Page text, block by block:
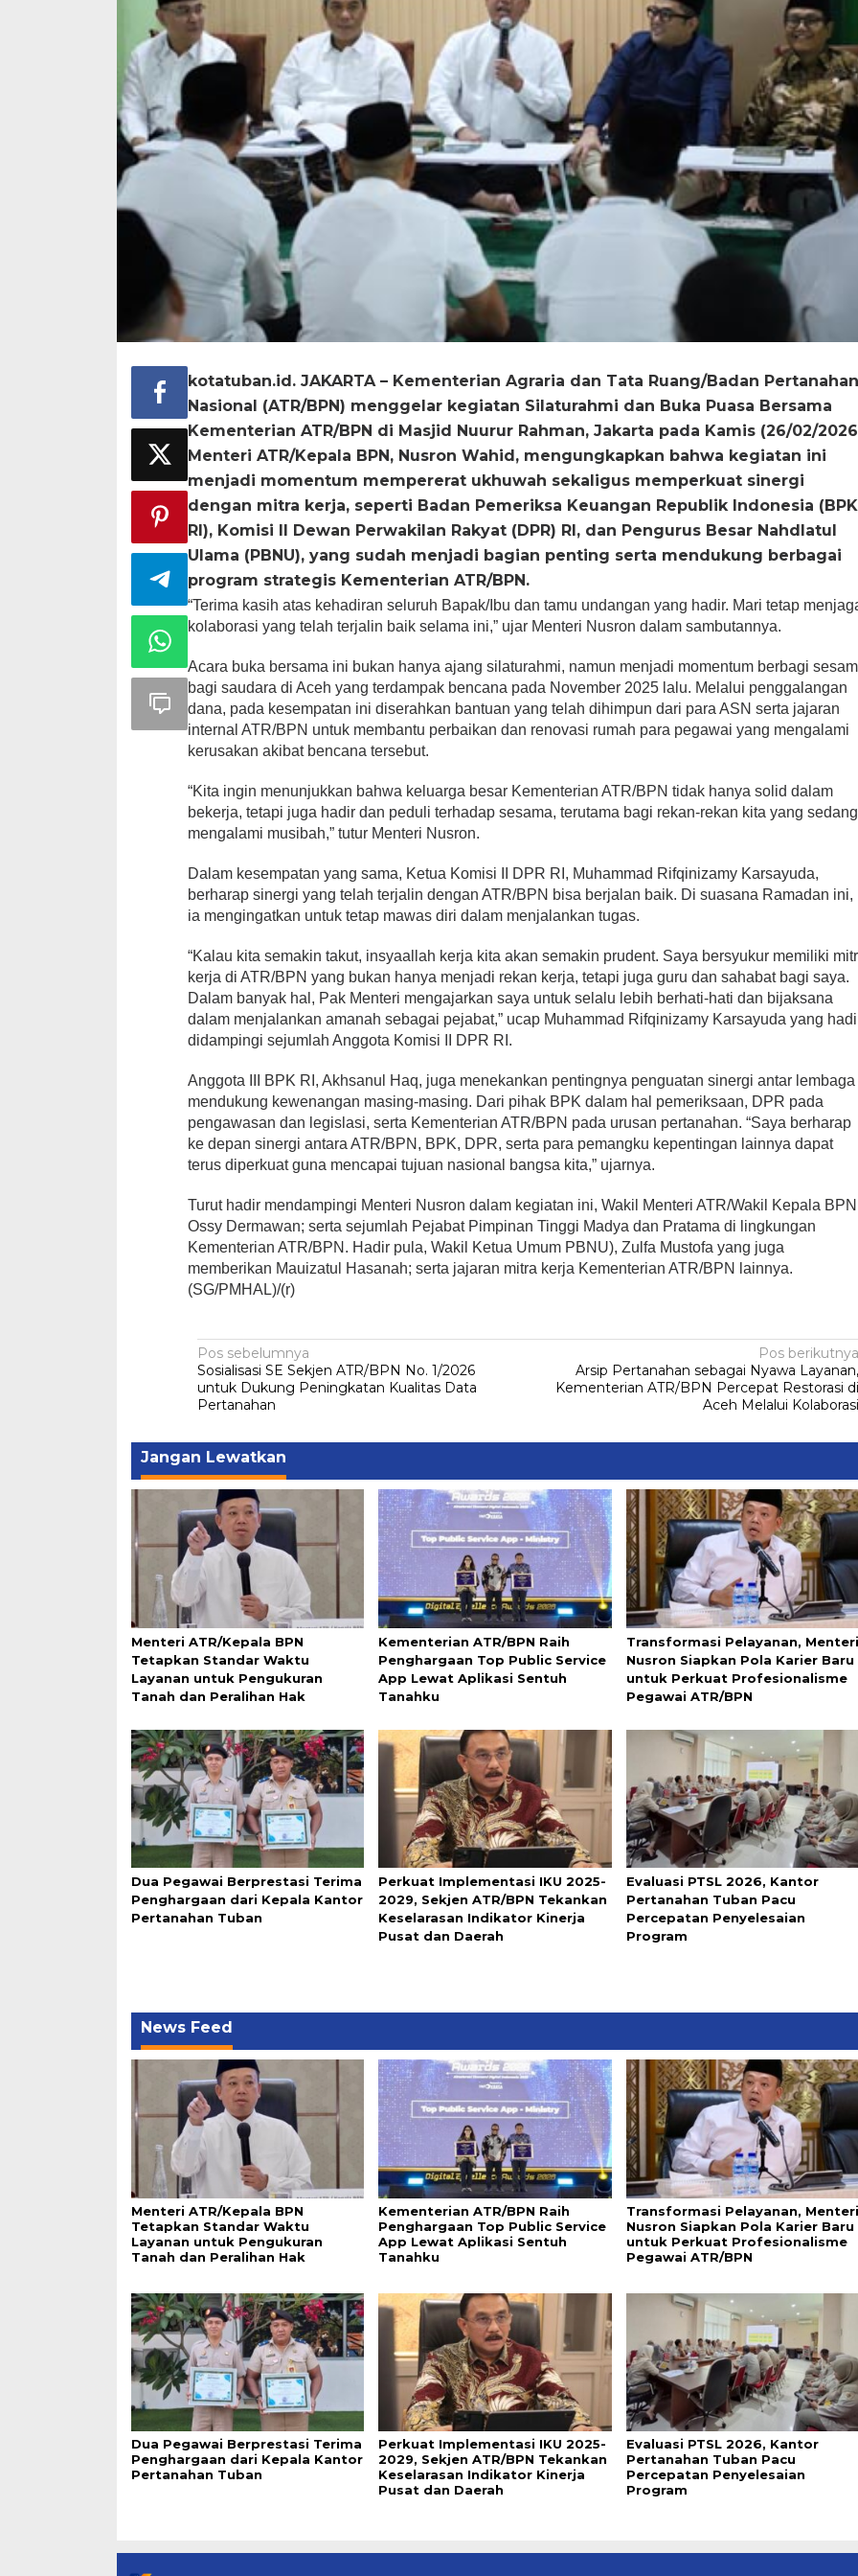
​kotatuban.id. JAKARTA – Kementerian Agraria dan Tata Ruang/Badan
Nasional (ATR/BPN) menggelar kegiatan Silaturahmi dan Buka Puasa Bersama
Kementerian ATR/BPN di Masjid Nuurur Rahman, Jakarta pada Kamis (26/02/
Menteri ATR/Kepala BPN, Nusron Wahid, mengungkapkan bahwa kegiatan ini
menjadi momentum mempererat ukhuwah sekaligus memperkuat sinergi
dengan mitra kerja, seperti Badan Pemeriksa Keuangan Republik Indonesia (BPK
RI), Komisi II Dewan Perwakilan Rakyat (DPR) RI, dan Pengurus Besar Nahdlatul
Ulama (PBNU), yang sudah menjadi bagian penting serta mendukung berbagai
program strategis Kementerian ATR/BPN.
“Terima kasih atas kehadiran seluruh Bapak/Ibu dan tamu undangan yang hadir. Mari tetap
kolaborasi yang telah terjalin baik selama ini,” ujar Menteri Nusron dalam sambutannya.
Acara buka bersama ini bukan hanya ajang silaturahmi, namun menjadi momentum berbagi
bagi saudara di Aceh yang terdampak bencana pada November 2025 lalu. Melalui penggalangan
dana, pada kesempatan ini diserahkan bantuan yang telah dihimpun dari para ASN serta jajaran
internal ATR/BPN untuk membantu perbaikan dan renovasi rumah para pegawai yang mengalami
kerusakan akibat bencana tersebut.
“Kita ingin menunjukkan bahwa keluarga besar Kementerian ATR/BPN tidak hanya solid dalam
bekerja, tetapi juga hadir dan peduli terhadap sesama, terutama bagi rekan-rekan kita yang sedang
mengalami musibah,” tutur Menteri Nusron.
Dalam kesempatan yang sama, Ketua Komisi II DPR RI, Muhammad Rifqinizamy Karsayuda,
berharap sinergi yang telah terjalin dengan ATR/BPN bisa berjalan baik. Di suasana Ramadan ini,
ia mengingatkan untuk tetap mawas diri dalam menjalankan tugas.
“Kalau kita semakin takut, insyaallah kerja kita akan semakin prudent. Saya bersyukur memiliki
kerja di ATR/BPN yang bukan hanya menjadi rekan kerja, tetapi juga guru dan sahabat bagi saya.
Dalam banyak hal, Pak Menteri mengajarkan saya untuk selalu lebih berhati-hati dan bijaksana
dalam menjalankan amanah sebagai pejabat,” ucap Muhammad Rifqinizamy Karsayuda yang
didampingi sejumlah Anggota Komisi II DPR RI.
Anggota III BPK RI, Akhsanul Haq, juga menekankan pentingnya penguatan sinergi antar lembaga
mendukung kewenangan masing-masing. Dari pihak BPK dalam hal pemeriksaan, DPR pada
pengawasan dan legislasi, serta Kementerian ATR/BPN pada urusan pertanahan. “Saya berharap
ke depan sinergi antara ATR/BPN, BPK, DPR, serta para pemangku kepentingan lainnya dapat
terus diperkuat guna mencapai tujuan nasional bangsa kita,” ujarnya.
Turut hadir mendampingi Menteri Nusron dalam kegiatan ini, Wakil Menteri ATR/Wakil Kepala
Ossy Dermawan; serta sejumlah Pejabat Pimpinan Tinggi Madya dan Pratama di lingkungan
Kementerian ATR/BPN. Hadir pula, Wakil Ketua Umum PBNU), Zulfa Mustofa yang juga
memberikan Mauizatul Hasanah; serta jajaran mitra kerja Kementerian ATR/BPN lainnya.
(SG/PMHAL)/(r)
Navigasi
pos
Pos sebelumnya
Sosialisasi SE Sekjen ATR/BPN No. 1/2026
untuk Dukung Peningkatan Kualitas Data
Pertanahan
Pos berikutnya
Arsip Pertanahan sebagai Nyawa Layanan,
Kementerian ATR/BPN Percepat Restorasi di
Aceh Melalui Kolaborasi
Jangan Lewatkan
Menteri ATR/Kepala BPN
Tetapkan Standar Waktu
Layanan untuk Pengukuran
Tanah dan Peralihan Hak
Kementerian ATR/BPN Raih
Penghargaan Top Public Service
App Lewat Aplikasi Sentuh
Tanahku
Transformasi Pelayanan, Menteri
Nusron Siapkan Pola Karier Baru
untuk Perkuat Profesionalisme
Pegawai ATR/BPN
Dua Pegawai Berprestasi Terima
Penghargaan dari Kepala Kantor
Pertanahan Tuban
Perkuat Implementasi IKU 2025-
2029, Sekjen ATR/BPN Tekankan
Keselarasan Indikator Kinerja
Pusat dan Daerah
Evaluasi PTSL 2026, Kantor
Pertanahan Tuban Pacu
Percepatan Penyelesaian
Program
News Feed
Menteri ATR/Kepala BPN
Tetapkan Standar Waktu
Layanan untuk Pengukuran
Tanah dan Peralihan Hak
Kementerian ATR/BPN Raih
Penghargaan Top Public Service
App Lewat Aplikasi Sentuh
Tanahku
Transformasi Pelayanan, Menteri
Nusron Siapkan Pola Karier Baru
untuk Perkuat Profesionalisme
Pegawai ATR/BPN
Dua Pegawai Berprestasi Terima
Penghargaan dari Kepala Kantor
Pertanahan Tuban
Perkuat Implementasi IKU 2025-
2029, Sekjen ATR/BPN Tekankan
Keselarasan Indikator Kinerja
Pusat dan Daerah
Evaluasi PTSL 2026, Kantor
Pertanahan Tuban Pacu
Percepatan Penyelesaian
Program